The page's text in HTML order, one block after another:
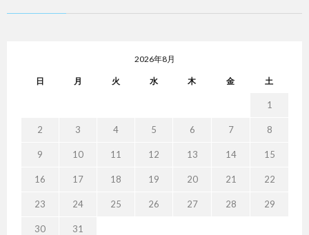
2026年8月
日 月 火 水 木 金 土
1
2 3 4 5 6 7 8
9 10 11 12 13 14 15
16 17 18 19 20 21 22
23 24 25 26 27 28 29
30
31